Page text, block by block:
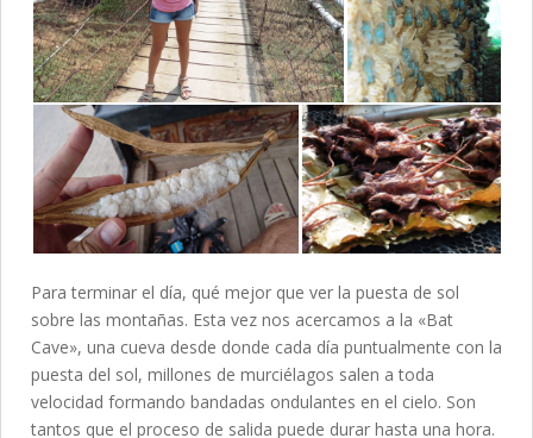
Para terminar el día, qué mejor que ver la puesta de sol
sobre las montañas. Esta vez nos acercamos a la «Bat
Cave», una cueva desde donde cada día puntualmente con la
puesta del sol, millones de murciélagos salen a toda
velocidad formando bandadas ondulantes en el cielo. Son
tantos que el proceso de salida puede durar hasta una hora.